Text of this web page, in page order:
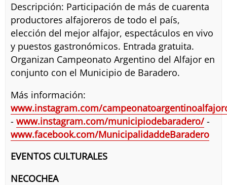
Descripción: Participación de más de cuarenta
productores alfajoreros de todo el país,
elección del mejor alfajor, espectáculos en vivo
y puestos gastronómicos. Entrada gratuita.
Organizan Campeonato Argentino del Alfajor en
conjunto con el Municipio de Baradero.
Más información:
www.instagram.com/
- www.instagram.com/municipiodebaradero/-
www.facebook.com/MunicipalidaddeBaradero
EVENTOS CULTURALES
NECOCHEA